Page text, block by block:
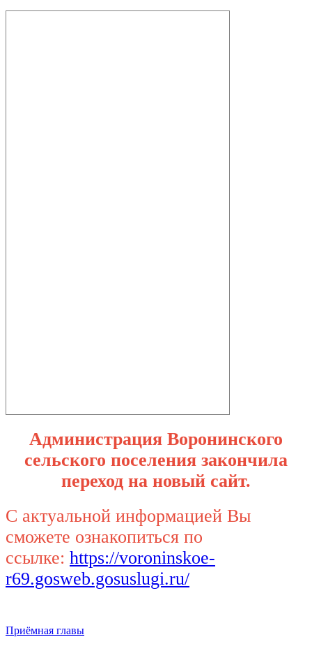
Администрация Воронинского
сельского поселения закончила
переход на новый сайт.
С актуальной информацией Вы
сможете ознакопиться по
ссылке: https://voroninskoe-
r69.gosweb.gosuslugi.ru/
Приёмная главы